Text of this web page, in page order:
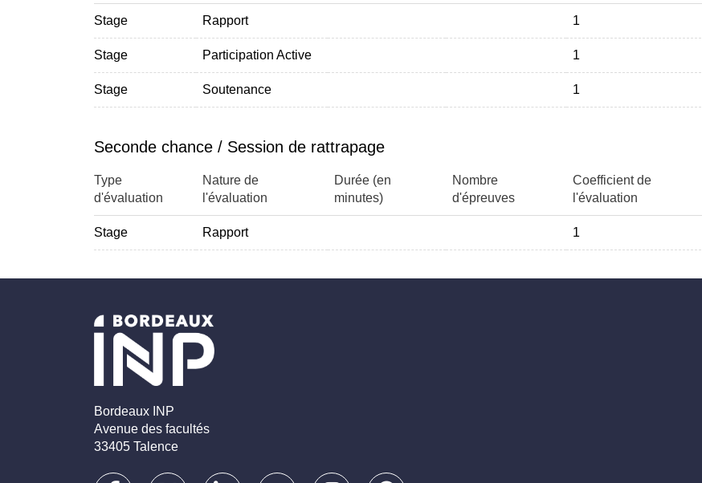
Stage Rapport 1
Stage Participation Active 1
Stage Soutenance 1
Seconde chance / Session de rattrapage
Type
d'évaluation
Nature de
l'évaluation
Durée (en
minutes)
Nombre
d'épreuves
Coefficient de
l'évaluation
Stage Rapport 1
Bordeaux INP
Avenue des facultés
33405 Talence